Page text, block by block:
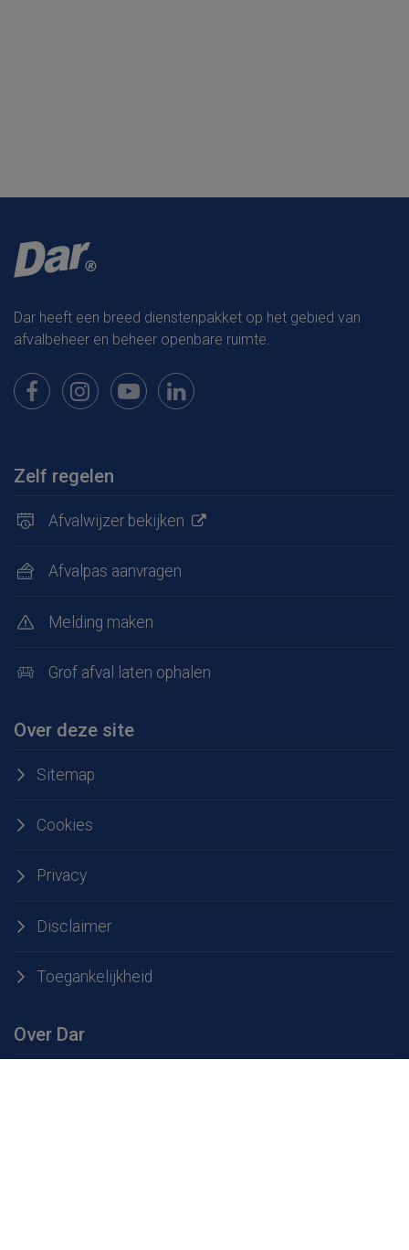
Dar heeft een breed dienstenpakket op het gebied van
afvalbeheer en beheer openbare ruimte.
Bekijk onze pagina op Facebook
Bekijk onze pagina op Instagram
Bekijk onze pagina op Youtube
Bekijk onze pagina op LinkedIn
Zelf regelen
Afvalwijzer bekijken
Afvalpas aanvragen
Melding maken
Grof afval laten ophalen
Over deze site
Sitemap
Cookies
Privacy
Disclaimer
Toegankelijkheid
Over Dar